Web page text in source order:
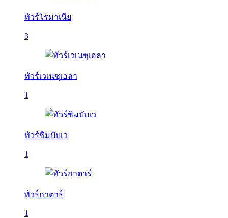
ทัวร์โรมาเนีย
3
ทัวร์เวเนซุเอลา
1
ทัวร์ซิมบับเว
1
ทัวร์กาตาร์
1